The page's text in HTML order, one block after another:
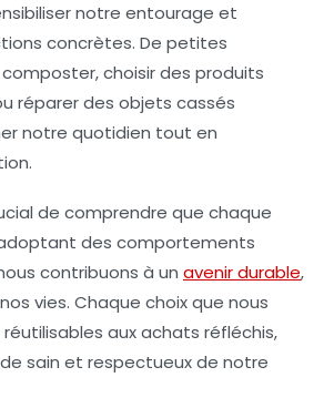
notre entourage et
concrètes. De petites
choisir des produits
réparer des objets cassés
notre quotidien tout en
de comprendre que chaque
des comportements
contribuons à un avenir durable,
vies. Chaque choix que nous
aux achats réfléchis,
sain et respectueux de notre